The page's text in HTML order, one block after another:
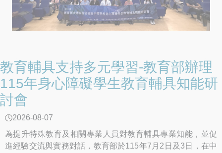
教育輔具支持多元學習-教育部辦理
115年身心障礙學生教育輔具知能研
討會
2026-08-07
為提升特殊教育及相關專業人員對教育輔具專業知能，並促
進經驗交流與實務對話，教育部於115年7月2日及3日，在中